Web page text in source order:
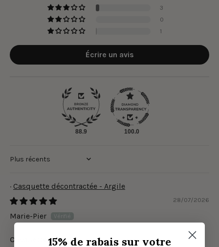
3
0
1
Écrire un avis
88.9 100.0
Sort by
Casquette décontractée - Argile
28/07/2026
Marie-Pier
Casquette 15% de rabais sur votre